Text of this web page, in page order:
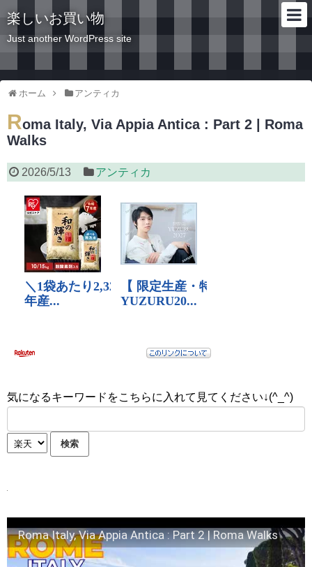
楽しいお買い物
Just another WordPress site
ホーム アンティカ
Roma Italy, Via Appia Antica : Part 2 | Roma
Walks
2026/5/13 アンティカ
気になるキーワードをこちらに入れて見てください↓(^_^)
Roma Italy, Via Appia Antica : Part 2 | Roma Walks